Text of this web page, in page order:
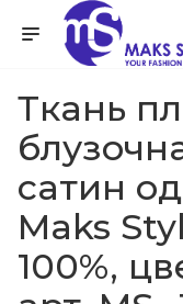
Ткань
сатин
Maks
100%,